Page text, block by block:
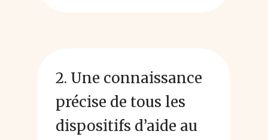
2. Une connaissance
précise de tous les
dispositifs d’aide au